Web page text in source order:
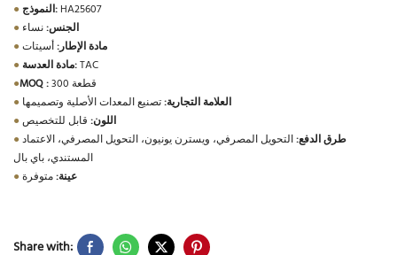
● النموذج: HA25607
●
الجنس:نساء
●
مادة الإطار:أسيتات
●
مادة العدسة:TAC
●MOQ :
300 قطعة
●
العلامة التجارية:تصنيع المعدات الأصلية وتصميمها
●
اللون: قابل للتخصيص
●
طرق الدفع:التحويل المصرفي، ويسترن يونيون، التحويل المصرفي، الاعتماد
المستندي، باي بال
●
عينة:متوفرة
Share with: